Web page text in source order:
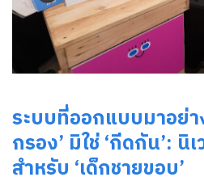
ระบบที่ออกแบบมาอย่า
กรอง’ มิใช่ ‘กีดกัน’: นิ
สำหรับ ‘เด็กชายขอบ’